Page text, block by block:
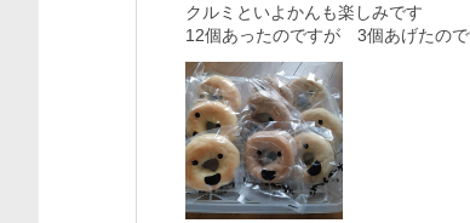
クルミといよかんも楽しみです
12個あったのですが　3個あげたの